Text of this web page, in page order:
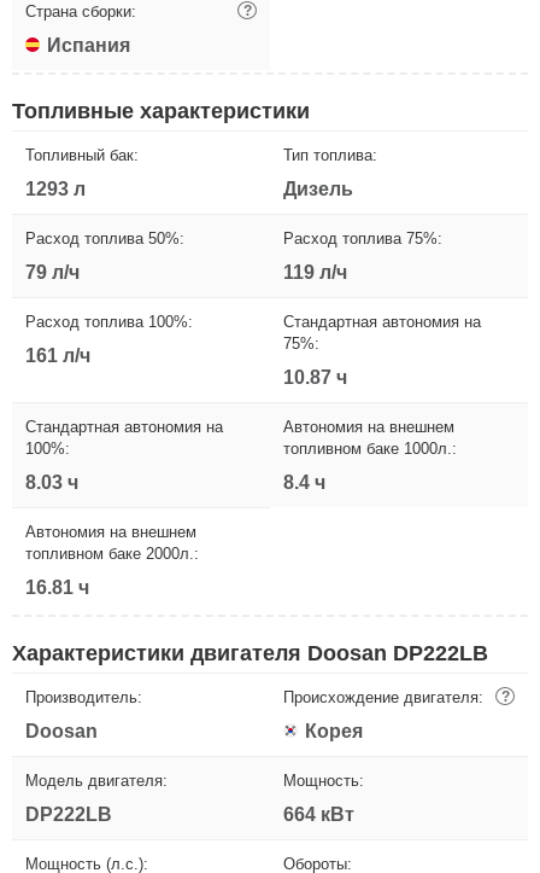
Страна сборки: ?
Испания
Топливные характеристики
Топливный бак:
1293 л
Тип топлива:
Дизель
Расход топлива 50%:
79 л/ч
Расход топлива 75%:
119 л/ч
Расход топлива 100%:
161 л/ч
Стандартная автономия на
75%:
10.87 ч
Стандартная автономия на
100%:
8.03 ч
Автономия на внешнем
топливном баке 1000л.:
8.4 ч
Автономия на внешнем
топливном баке 2000л.:
16.81 ч
Характеристики двигателя Doosan DP222LB
Производитель:
Doosan
Происхождение двигателя: ?
Корея
Модель двигателя:
DP222LB
Мощность:
664 кВт
Мощность (л.с.): Обороты: